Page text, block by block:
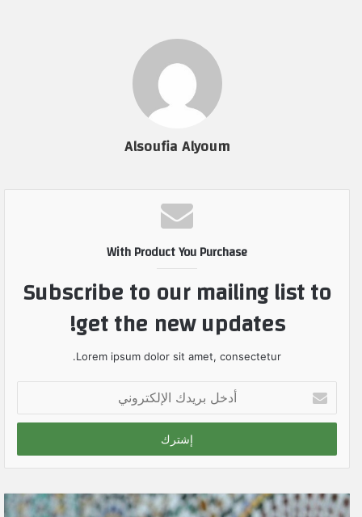
Alsoufia Alyoum
With Product You Purchase
Subscribe to our mailing list to
get the new updates!
Lorem ipsum dolor sit amet, consectetur.
خ
ب
ي
د